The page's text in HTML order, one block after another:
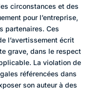
circonstances et des
pour l’entreprise,
partenaires. Ces
l’avertissement écrit
grave, dans le respect
La violation de
référencées dans
son auteur à des